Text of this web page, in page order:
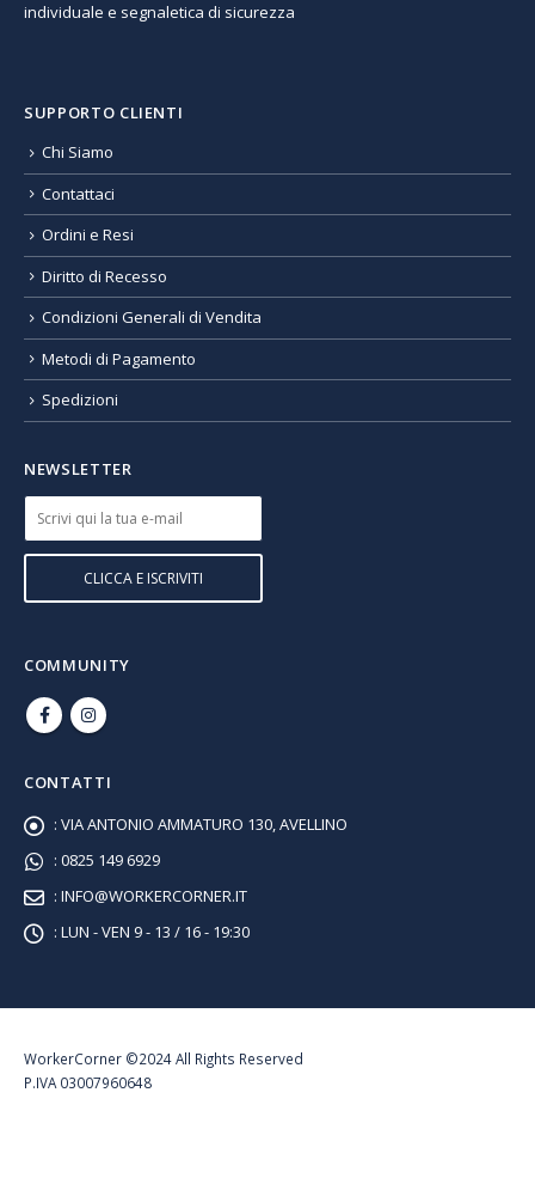
individuale e segnaletica di sicurezza
SUPPORTO CLIENTI
Chi Siamo
Contattaci
Ordini e Resi
Diritto di Recesso
Condizioni Generali di Vendita
Metodi di Pagamento
Spedizioni
NEWSLETTER
COMMUNITY
CONTATTI
: VIA ANTONIO AMMATURO 130, AVELLINO
: 0825 149 6929
: INFO@WORKERCORNER.IT
: LUN - VEN 9 - 13 / 16 - 19:30
WorkerCorner ©2024 All Rights Reserved
P.IVA 03007960648